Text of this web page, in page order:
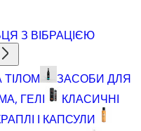
З ВІБРАЦІЄЮ
ТІЛОМ
ЗАСОБИ ДЛЯ
ГЕЛІ
КЛАСИЧНІ
І КАПСУЛИ